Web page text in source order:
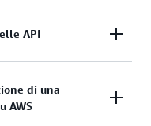
API
di una
AWS